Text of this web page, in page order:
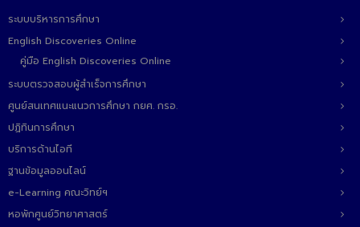
ระบบบริหารการศึกษา
English Discoveries Online
คู่มือ English Discoveries Online
ระบบตรวจสอบผู้สำเร็จการศึกษา
ศูนย์สนเทศแนะแนวการศึกษา กยศ. กรอ.
ปฏิทินการศึกษา
บริการด้านไอที
ฐานข้อมูลออนไลน์
e-Learning คณะวิทย์ฯ
หอพักศูนย์วิทยาศาสตร์